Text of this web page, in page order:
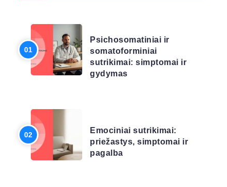
Psichosomatiniai ir
somatoforminiai
sutrikimai: simptomai ir
gydymas
Emociniai sutrikimai:
priežastys, simptomai ir
pagalba